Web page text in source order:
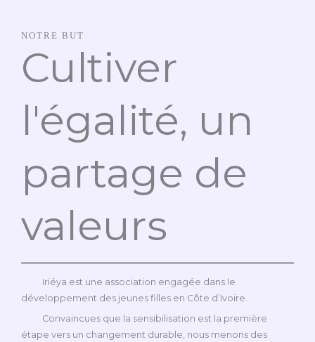
NOTRE BUT
Cultiver
l'égalité, un
partage de
valeurs
Iriéya est une association engagée dans le
développement des jeunes filles en Côte d’Ivoire.
Convaincues que la sensibilisation est la première
étape vers un changement durable, nous menons des